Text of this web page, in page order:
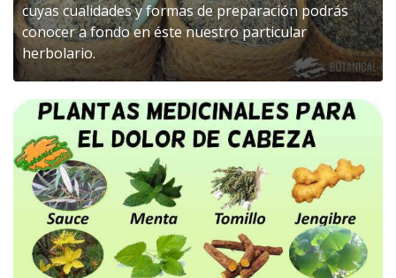
cuyas cualidades y formas de preparación podrás
conocer a fondo en éste nuestro particular
herbolario.